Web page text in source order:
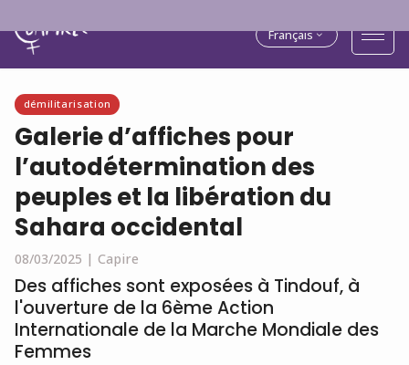
Français
démilitarisation
Galerie d’affiches pour
l’autodétermination des
peuples et la libération du
Sahara occidental
08/03/2025 | Capire
Des affiches sont exposées à Tindouf, à
l'ouverture de la 6ème Action
Internationale de la Marche Mondiale des
Femmes